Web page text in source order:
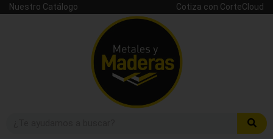
Nuestro Catálogo Cotiza con CorteCloud